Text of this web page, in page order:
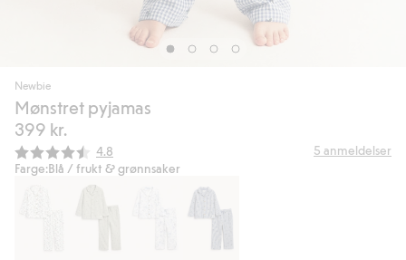
Newbie
Mønstret pyjamas
399 kr.
Gjennomsnittskarakter:
4.8 5 anmeldelser
Farge:Blå / frukt & grønnsaker